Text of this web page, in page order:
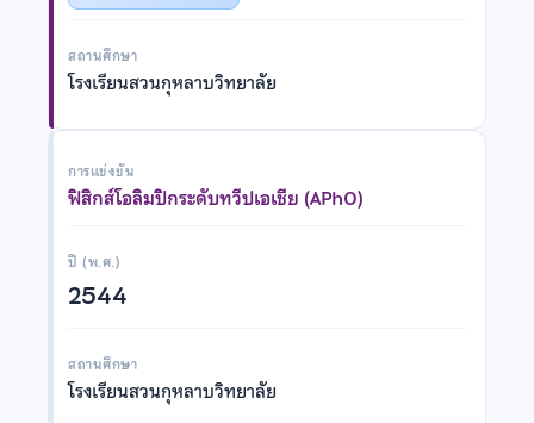
สถานศึกษา
โรงเรียนสวนกุหลาบวิทยาลัย
การแข่งขัน
ฟิสิกส์โอลิมปิกระดับทวีปเอเชีย (APhO)
ปี (พ.ศ.)
2544
สถานศึกษา
โรงเรียนสวนกุหลาบวิทยาลัย